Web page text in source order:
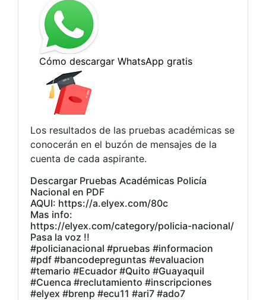
Los resultados de las pruebas académicas se
conocerán en el buzón de mensajes de la
cuenta de cada aspirante.
Descargar Pruebas Académicas Policía
Nacional en PDF
AQUI: https://a.elyex.com/80c
Mas info:
https://elyex.com/category/policia-nacional/
Pasa la voz !!
#policianacional #pruebas #informacion
#pdf #bancodepreguntas #evaluacion
#temario #Ecuador #Quito #Guayaquil
#Cuenca #reclutamiento #inscripciones
#elyex #brenp #ecu11 #ari7 #ado7